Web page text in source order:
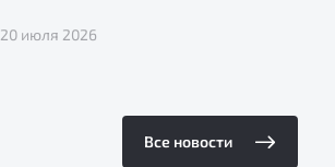
20 июля 2026
Все новости